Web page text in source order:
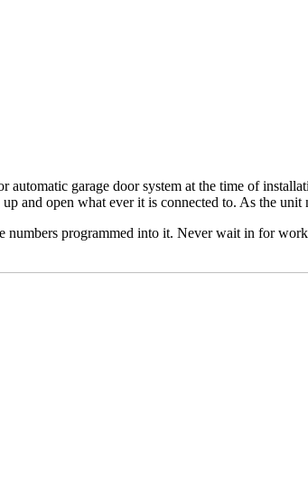
garage door system at the time of
and open what ever it is connected to. As the
programmed into it. Never wait in for